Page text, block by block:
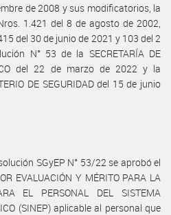
de 2008 y sus modificatorios, la
1.421 del 8 de agosto de 2002,
del 30 de junio de 2021 y 103 del 2
N° 53 de la SECRETARÍA DE
del 22 de marzo de 2022 y la
DE SEGURIDAD del 15 de junio
SGyEP N° 53/22 se aprobó el
EVALUACIÓN Y MÉRITO PARA LA
EL PERSONAL DEL SISTEMA
(SINEP) aplicable al personal que